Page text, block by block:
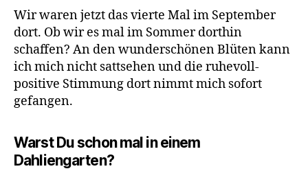
Wir waren jetzt das vierte Mal im September
dort. Ob wir es mal im Sommer dorthin
schaffen? An den wunderschönen Blüten kann
ich mich nicht sattsehen und die ruhevoll-
positive Stimmung dort nimmt mich sofort
gefangen.
Warst Du schon mal in einem
Dahliengarten?